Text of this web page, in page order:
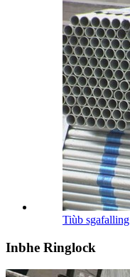
Tiùb sgafalling
Inbhe Ringlock